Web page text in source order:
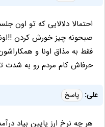
احتمالا دلالایی که تو اون
صبحونه چیز خورش کردن
فقط به مذاق اونا و
حرفاش کام مردم رو به شدت
علی: پاسخ
هر چه نرخ ارز پایین بیاد